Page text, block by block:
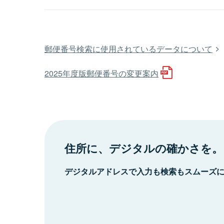
郵便番号検索に使用されているデータについて
2025年度版郵便番号の変更案内
住所に、デジタルの確かさを。
デジタルアドレスで入力も検索もスムーズ